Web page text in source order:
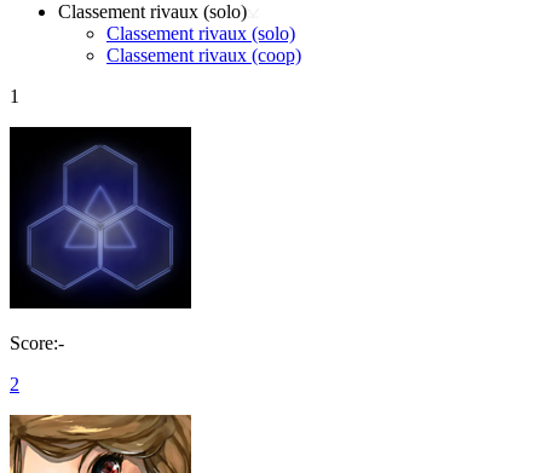
Classement rivaux (solo)
Classement rivaux (solo)
Classement rivaux (coop)
1
Score:-
2